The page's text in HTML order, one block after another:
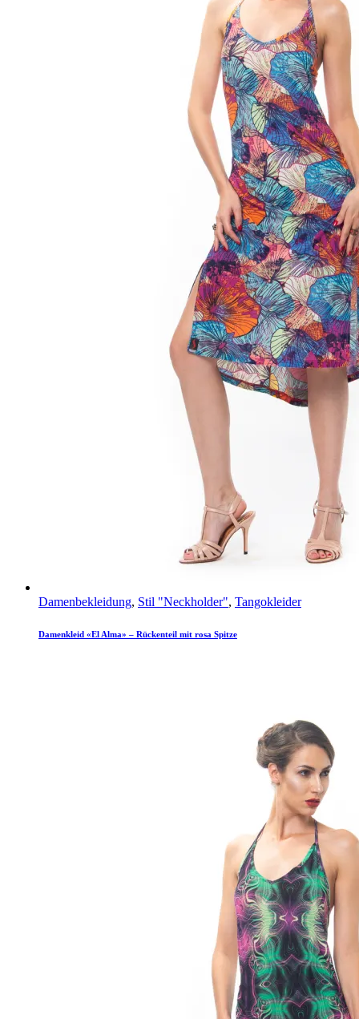
Damenbekleidung, Stil "Neckholder", Tangokleider
Damenkleid «El Alma» – Rückenteil mit rosa Spitze